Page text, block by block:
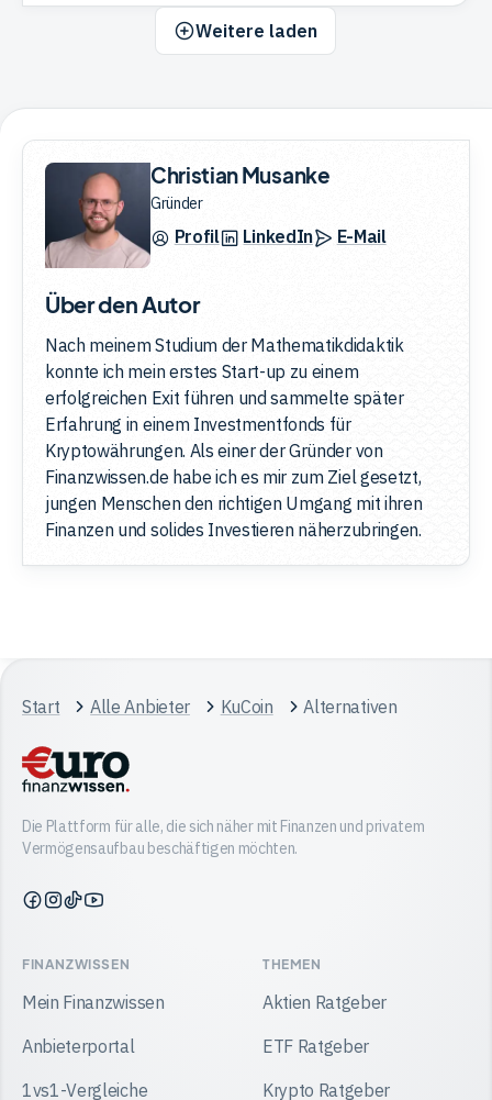
Weitere laden
Christian Musanke
Gründer
Profil LinkedIn E-Mail
Über den Autor
Nach meinem Studium der Mathematikdidaktik
konnte ich mein erstes Start-up zu einem
erfolgreichen Exit führen und sammelte später
Erfahrung in einem Investmentfonds für
Kryptowährungen. Als einer der Gründer von
Finanzwissen.de habe ich es mir zum Ziel gesetzt,
jungen Menschen den richtigen Umgang mit ihren
Finanzen und solides Investieren näherzubringen.
Start Alle Anbieter KuCoin Alternativen
Die Plattform für alle, die sich näher mit Finanzen und privatem
Vermögensaufbau beschäftigen möchten.
Finanzwissen
Facebook
Finanzwissen
Instagram
Finanzwissen
TikTok
Finanzwissen
YouTube
FINANZWISSEN
Mein Finanzwissen
Anbieterportal
1vs1-Vergleiche
THEMEN
Aktien Ratgeber
ETF Ratgeber
Krypto Ratgeber